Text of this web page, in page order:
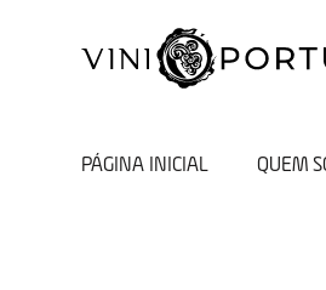
PÁGINA INICIAL QUEM